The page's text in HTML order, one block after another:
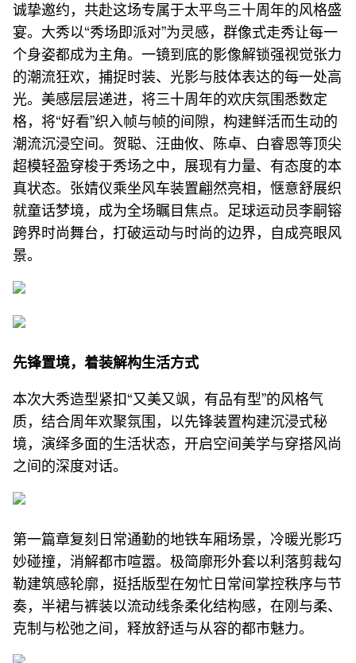
诚挚邀约，共赴这场专属于太平鸟三十周年的风格盛
宴。大秀以“秀场即派对”为灵感，群像式走秀让每一
个身姿都成为主角。一镜到底的影像解锁强视觉张力
的潮流狂欢，捕捉时装、光影与肢体表达的每一处高
光。美感层层递进，将三十周年的欢庆氛围悉数定
格，将“好看”织入帧与帧的间隙，构建鲜活而生动的
潮流沉浸空间。贺聪、汪曲攸、陈卓、白睿恩等顶尖
超模轻盈穿梭于秀场之中，展现有力量、有态度的本
真状态。张婧仪乘坐风车装置翩然亮相，惬意舒展织
就童话梦境，成为全场瞩目焦点。足球运动员李嗣镕
跨界时尚舞台，打破运动与时尚的边界，自成亮眼风
景。
先锋置境，着装解构生活方式
本次大秀造型紧扣“又美又飒，有品有型”的风格气
质，结合周年欢聚氛围，以先锋装置构建沉浸式秘
境，演绎多面的生活状态，开启空间美学与穿搭风尚
之间的深度对话。
第一篇章复刻日常通勤的地铁车厢场景，冷暖光影巧
妙碰撞，消解都市喧嚣。极简廓形外套以利落剪裁勾
勒建筑感轮廓，挺括版型在匆忙日常间掌控秩序与节
奏，半裙与裤装以流动线条柔化结构感，在刚与柔、
克制与松弛之间，释放舒适与从容的都市魅力。